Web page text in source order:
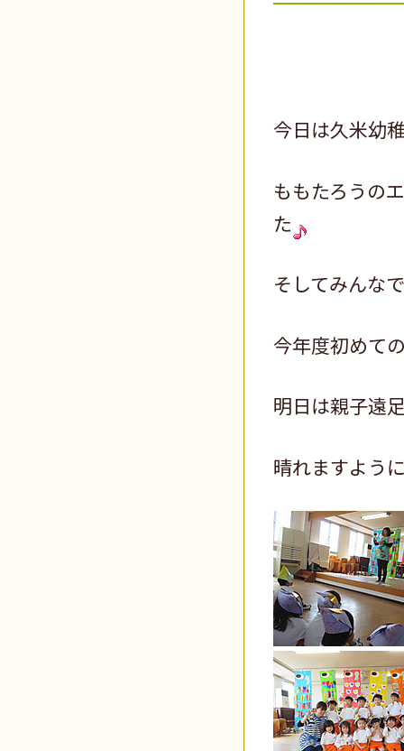
今日は久米幼
ももたろうの
た
そしてみんな
今年度初めて
明日は親子遠
晴れますよう